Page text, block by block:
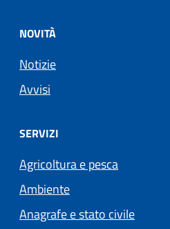
NOVITÀ
Notizie
Avvisi
SERVIZI
Agricoltura e pesca
Ambiente
Anagrafe e stato civile